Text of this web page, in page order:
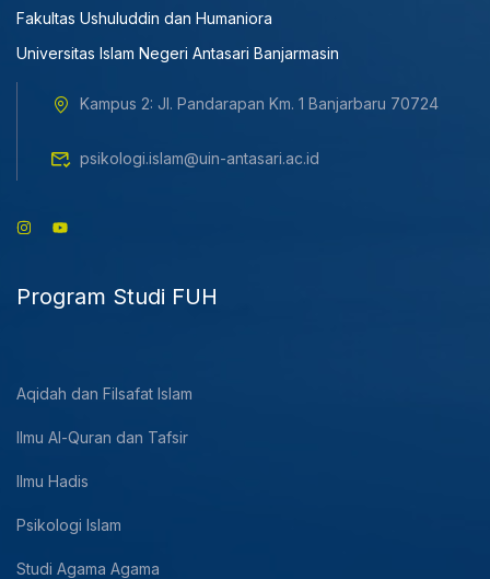
Fakultas Ushuluddin dan Humaniora
Universitas Islam Negeri Antasari Banjarmasin
Kampus 2: Jl. Pandarapan Km. 1 Banjarbaru 70724
psikologi.islam@uin-antasari.ac.id
Program Studi FUH
Aqidah dan Filsafat Islam
Ilmu Al-Quran dan Tafsir
Ilmu Hadis
Psikologi Islam
Studi Agama Agama